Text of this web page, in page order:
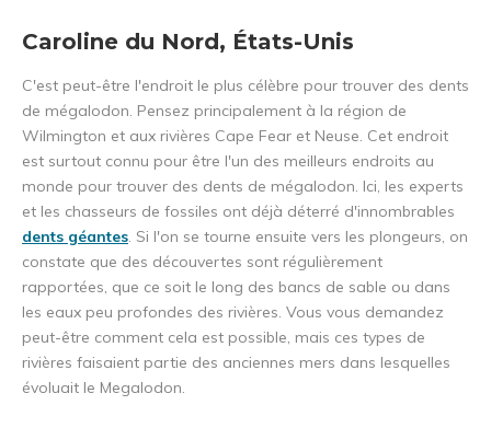
Caroline du Nord, États-Unis
C'est peut-être l'endroit le plus célèbre pour trouver des dents
de mégalodon. Pensez principalement à la région de
Wilmington et aux rivières Cape Fear et Neuse. Cet endroit
est surtout connu pour être l'un des meilleurs endroits au
monde pour trouver des dents de mégalodon. Ici, les experts
et les chasseurs de fossiles ont déjà déterré d'innombrables
dents géantes. Si l'on se tourne ensuite vers les plongeurs, on
constate que des découvertes sont régulièrement
rapportées, que ce soit le long des bancs de sable ou dans
les eaux peu profondes des rivières. Vous vous demandez
peut-être comment cela est possible, mais ces types de
rivières faisaient partie des anciennes mers dans lesquelles
évoluait le Megalodon.